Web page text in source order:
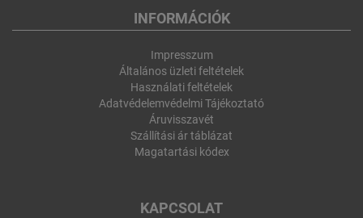
INFORMÁCIÓK
Impresszum
Általános üzleti feltételek
Használati feltételek
Adatvédelemvédelmi Tájékoztató
Áruvisszavét
Szállítási ár táblázat
Magatartási kódex
KAPCSOLAT